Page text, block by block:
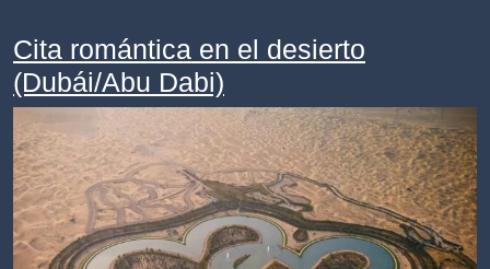
Cita romántica en el desierto
(Dubái/Abu Dabi)